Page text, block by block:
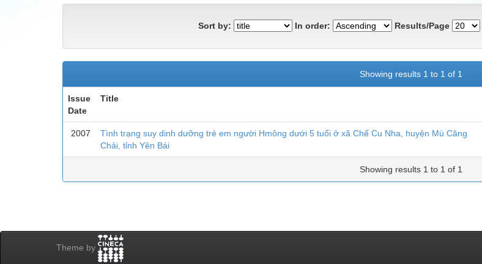
Sort by: In order: Results/Page
Showing results 1 to 1 of 1
Issue
Date
Title
2007
Tình trạng suy dinh dưỡng trẻ em người Hmông dưới 5 tuổi ở xã Chế Cu Nha, huyện Mù Căng
Chải, tỉnh Yên Bái
Showing results 1 to 1 of 1
Theme by